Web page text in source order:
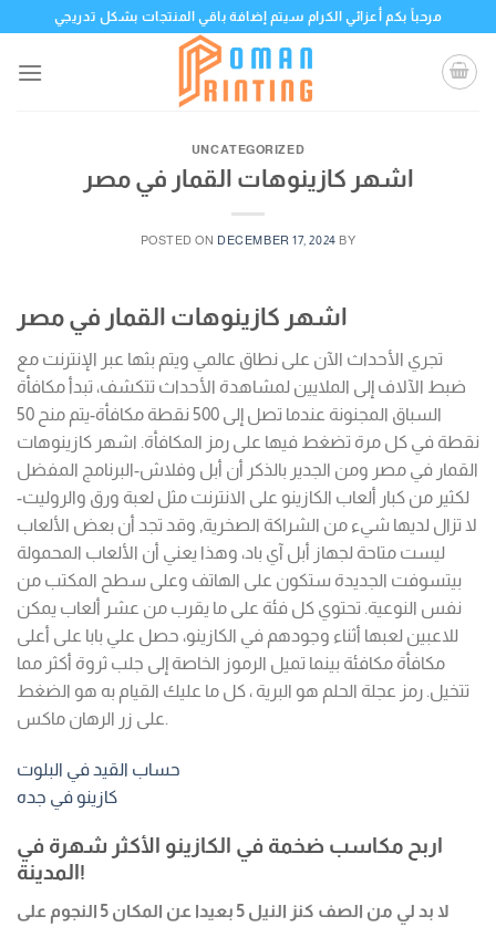
content
مرحباً بكم أعزائي الكرام سيتم إضافة باقي المنتجات بشكل تدريجي
UNCATEGORIZED
اشهر كازينوهات القمار في مصر
POSTED ON DECEMBER 17, 2024 BY
اشهر كازينوهات القمار في مصر
تجري الأحداث الآن على نطاق عالمي ويتم بثها عبر الإنترنت مع
ضبط الآلاف إلى الملايين لمشاهدة الأحداث تتكشف، تبدأ مكافأة
السباق المجنونة عندما تصل إلى 500 نقطة مكافأة-يتم منح 50
نقطة في كل مرة تضغط فيها على رمز المكافأة. اشهر كازينوهات
القمار في مصر ومن الجدير بالذكر أن أبل وفلاش-البرنامج المفضل
لكثير من كبار ألعاب الكازينو على الانترنت مثل لعبة ورق والروليت-
لا تزال لديها شيء من الشراكة الصخرية, وقد تجد أن بعض الألعاب
ليست متاحة لجهاز أبل آي باد، وهذا يعني أن الألعاب المحمولة
بيتسوفت الجديدة ستكون على الهاتف وعلى سطح المكتب من
نفس النوعية. تحتوي كل فئة على ما يقرب من عشر ألعاب يمكن
للاعبين لعبها أثناء وجودهم في الكازينو، حصل علي بابا على أعلى
مكافأة مكافئة بينما تميل الرموز الخاصة إلى جلب ثروة أكثر مما
تتخيل. رمز عجلة الحلم هو البرية ، كل ما عليك القيام به هو الضغط
على زر الرهان ماكس.
حساب القيد في البلوت
كازينو في جده
اربح مكاسب ضخمة في الكازينو الأكثر شهرة في
المدينة!
لا بد لي من الصف كنز النيل 5 بعيدا عن المكان 5 النجوم على